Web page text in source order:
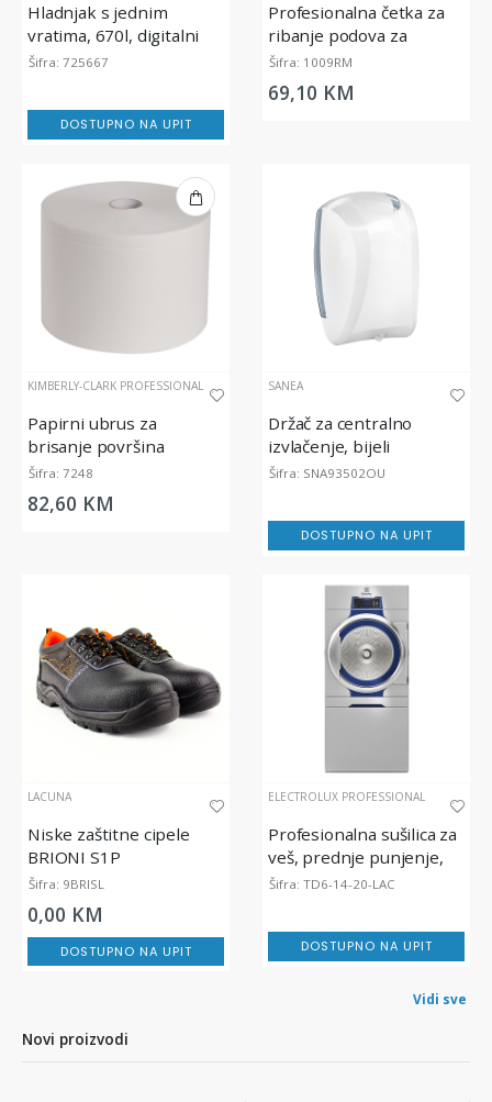
Hladnjak s jednim
vratima, 670l, digitalni
Šifra: 725667
DOSTUPNO NA UPIT
Profesionalna četka za
ribanje podova za
prehrambenu industriju,
srednje tvrda, crvena, 45
cm
Šifra: 1009RM
69,10 KM
KIMBERLY-CLARK PROFESSIONAL
Papirni ubrus za
brisanje površina
WypAll® L20 Extra -
Jumbo rola, dvoslojna
Šifra: 7248
82,60 KM
SANEA
Držač za centralno
izvlačenje, bijeli
Šifra: SNA93502OU
DOSTUPNO NA UPIT
LACUNA
Niske zaštitne cipele
BRIONI S1P
Šifra: 9BRISL
0,00 KM
DOSTUPNO NA UPIT
ELECTROLUX PROFESSIONAL
Profesionalna sušilica za
veš, prednje punjenje,
lagoon® Advanced Care,
Šifra: TD6-14-20-LAC
DOSTUPNO NA UPIT
Vidi sve
Novi proizvodi